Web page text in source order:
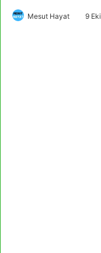
Mesut Hayat 9